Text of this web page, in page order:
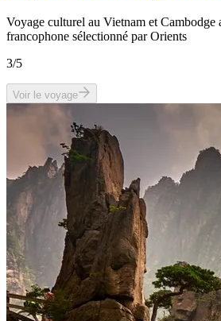
Voyage culturel au Vietnam et Cambodge
francophone sélectionné par Orients
3/5
Voir le voyage